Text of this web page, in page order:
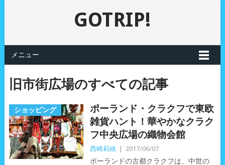
GOTRIP!
メニュー
旧市街広場のすべての記事
ショッピング
ポーランド・クラクフで東欧
雑貨ハント！華やかなクラク
フ中央広場の織物会館
西崎莉緒 2017/06/07
ポーランドの古都クラクフは、中世の